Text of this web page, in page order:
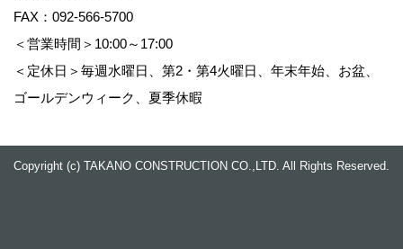
FAX：092-566-5700
＜営業時間＞10:00～17:00
＜定休日＞毎週水曜日、第2・第4火曜日、年末年始、お盆、
ゴールデンウィーク、夏季休暇
Copyright (c) TAKANO CONSTRUCTION CO.,LTD. All Rights Reserved.